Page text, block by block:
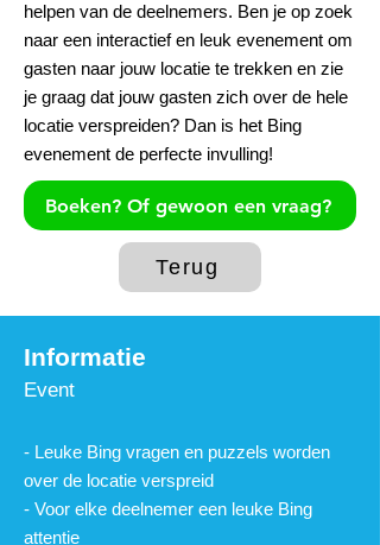
helpen van de deelnemers. Ben je op zoek
naar een interactief en leuk evenement om
gasten naar jouw locatie te trekken en zie
je graag dat jouw gasten zich over de hele
locatie verspreiden? Dan is het Bing
evenement de perfecte invulling!
Boeken? Of gewoon een vraag?
Terug
Informatie
Event
- Leuke Bing vragen en puzzels worden
over de locatie verspreid
- Voor elke deelnemer een leuke Bing
attentie